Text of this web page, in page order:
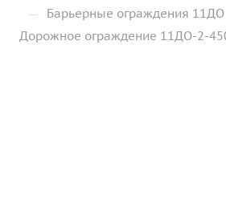
— Барьерные ограждения 11ДО
Дорожное ограждение 11ДО-2-